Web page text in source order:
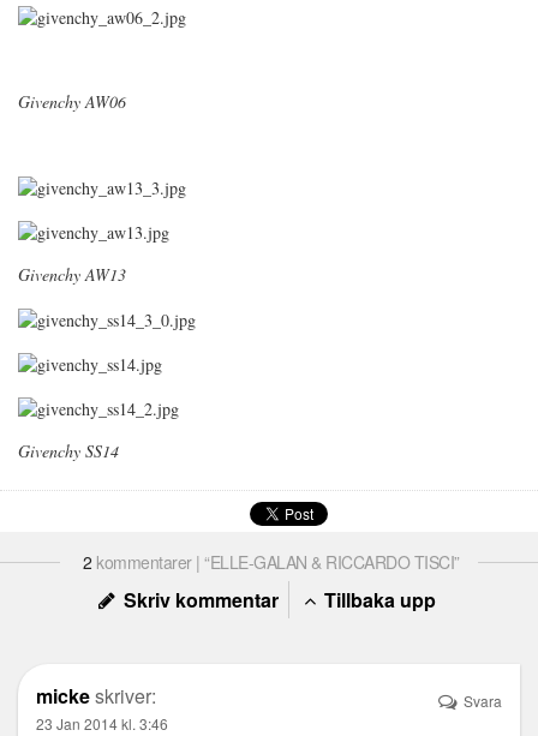
Givenchy AW06
Givenchy AW13
Givenchy SS14
2 kommentarer | “ELLE-GALAN & RICCARDO TISCI”
Skriv kommentar Tillbaka upp
mickeskriver:
23 Jan 2014 kl. 3:46
Svara